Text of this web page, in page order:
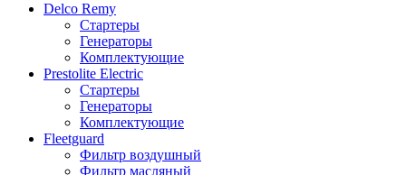
Delco Remy
Стартеры
Генераторы
Комплектующие
Prestolite Electric
Стартеры
Генераторы
Комплектующие
Fleetguard
Фильтр воздушный
Фильтр масляный